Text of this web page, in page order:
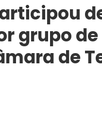
grupo de
de